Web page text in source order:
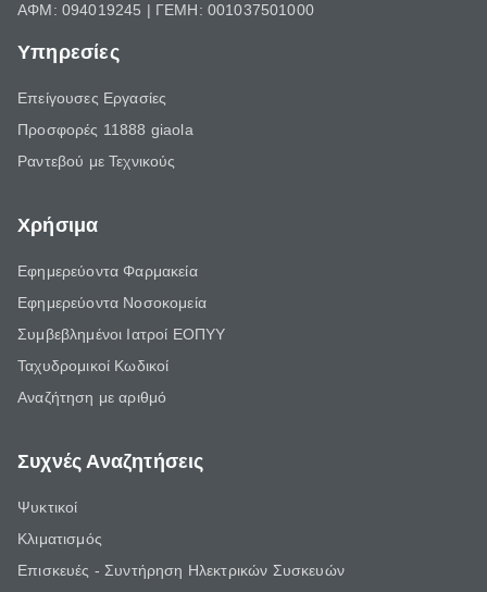
ΑΦΜ: 094019245 | ΓΕΜΗ: 001037501000
Υπηρεσίες
Επείγουσες Εργασίες
Προσφορές 11888 giaola
Ραντεβού με Τεχνικούς
Χρήσιμα
Εφημερεύοντα Φαρμακεία
Εφημερεύοντα Νοσοκομεία
Συμβεβλημένοι Ιατροί ΕΟΠΥΥ
Ταχυδρομικοί Κωδικοί
Αναζήτηση με αριθμό
Συχνές Αναζητήσεις
Ψυκτικοί
Κλιματισμός
Επισκευές - Συντήρηση Ηλεκτρικών Συσκευών